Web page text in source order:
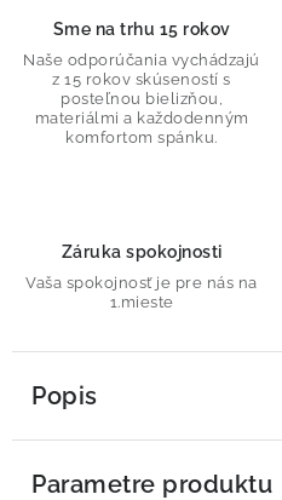
Sme na trhu 15 rokov
Naše odporúčania vychádzajú
z 15 rokov skúseností s
posteľnou bielizňou,
materiálmi a každodenným
komfortom spánku.
Záruka spokojnosti
Vaša spokojnosť je pre nás na
1.mieste
Popis
Parametre produktu